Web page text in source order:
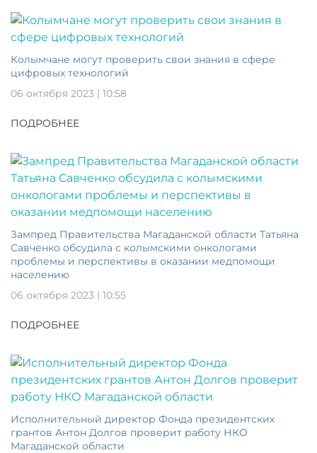
Колымчане могут проверить свои знания в сфере
цифровых технологий
06 октября 2023 | 10:58
ПОДРОБНЕЕ
Зампред Правительства Магаданской области Татьяна
Савченко обсудила с колымскими онкологами
проблемы и перспективы в оказании медпомощи
населению
06 октября 2023 | 10:55
ПОДРОБНЕЕ
Исполнительный директор Фонда президентских
грантов Антон Долгов проверит работу НКО
Магаданской области